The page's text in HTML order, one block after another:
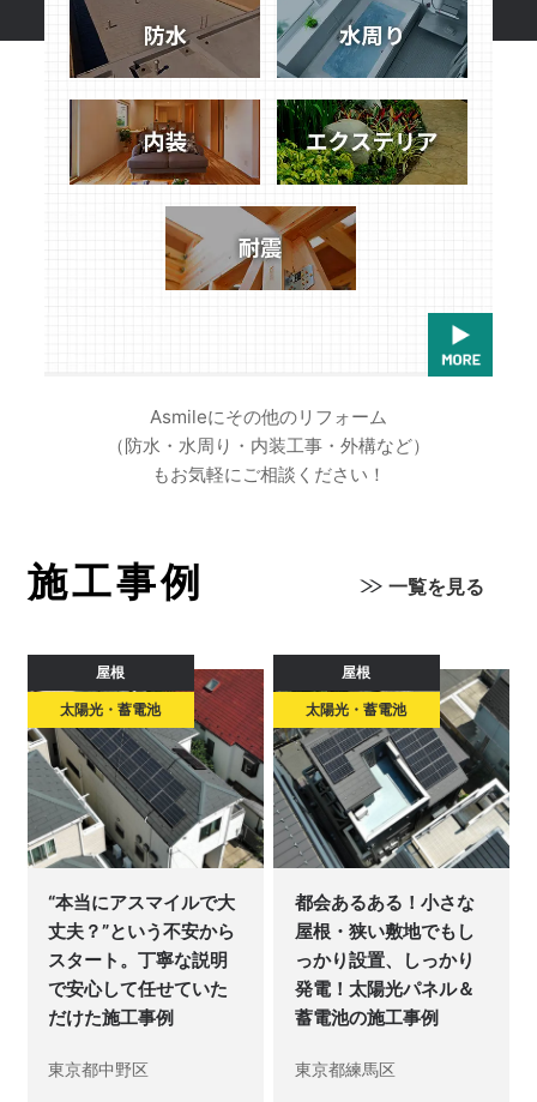
Asmileにその他のリフォーム
（防水・水周り・内装工事・外構など）
もお気軽にご相談ください！
施工事例
屋根
太陽光・蓄電池
“本当にアスマイルで大
丈夫？”という不安から
スタート。丁寧な説明
で安心して任せていた
だけた施工事例
東京都中野区
屋根
太陽光・蓄電池
都会あるある！小さな
屋根・狭い敷地でもし
っかり設置、しっかり
発電！太陽光パネル＆
蓄電池の施工事例
東京都練馬区
一覧を見る